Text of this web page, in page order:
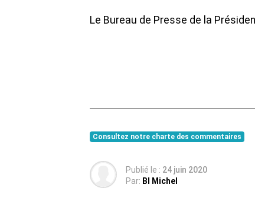
Le Bureau de Presse de la
Consultez notre charte des commentaires
Publié le : 24 juin 2020
Par: BI Michel